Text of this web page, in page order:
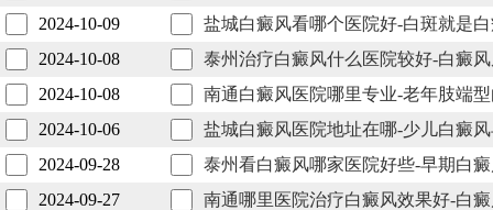
2024-10-09
盐城白癜风看哪个医院好-白斑就是
2024-10-08
泰州治疗白癜风什么医院较好-白癜
2024-10-08
南通白癜风医院哪里专业-老年肢端
2024-10-06
盐城白癜风医院地址在哪-少儿白癜
2024-09-28
泰州看白癜风哪家医院好些-早期白
2024-09-27
南通哪里医院治疗白癜风效果好-白